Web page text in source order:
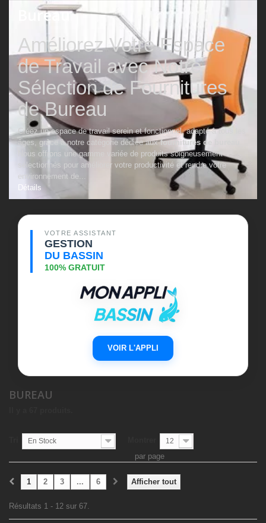
Bureau
Améliorez Votre Espace
de Travail avec Notre
Sélection de Fournitures
de Bureau
Créez un espace de travail serein et fonctionnel, adapté à tous les
âges, grâce à notre catégorie dédiée auxfournitures de bureau
Nous offrons une gamme variée de produits soigneusement
sélectionnés pour améliorer votre productivité et rendre votre
environnement de...
Détails
VOTRE ASSISTANT
GESTION
DU BASSIN
100% GRATUIT
VOIR L'APPLI
BUREAU
En Stock 12
par page
Afficher tout
1 2 3 ... 6
Résultats 1 - 12 sur 67.